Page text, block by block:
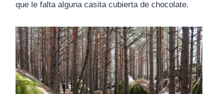
que le falta alguna casita cubierta de chocolate.